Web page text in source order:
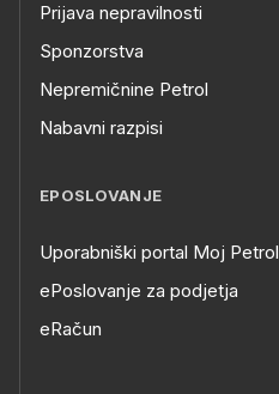
Prijava nepravilnosti
Sponzorstva
Nepremičnine Petrol
Nabavni razpisi
EPOSLOVANJE
Uporabniški portal Moj Petrol
ePoslovanje za podjetja
eRačun